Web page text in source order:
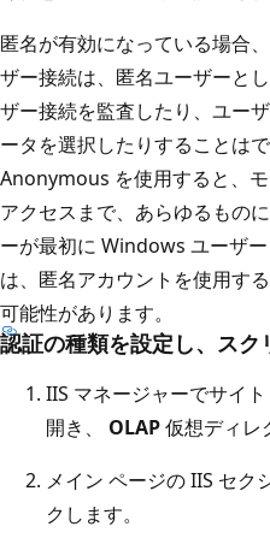
匿名が有効になっている場合
ザー接続は、匿名ユーザーと
ザー接続を監査したり、ユー
ータを選択したりすることは
Anonymous を使用すると、
アクセスまで、あらゆるもの
ーが最初に Windows ユーザ
は、匿名アカウントを使用す
可能性があります。
認証の種類を設定し、ス
IIS マネージャーでサイト
開き、 OLAP仮想ディレ
メイン ページの IIS セク
クします。